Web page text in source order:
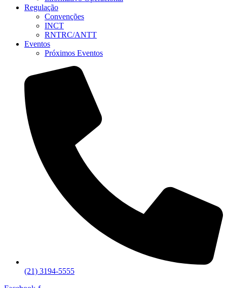
Regulação
Convenções
INCT
RNTRC/ANTT
Eventos
Próximos Eventos
(21) 3194-5555